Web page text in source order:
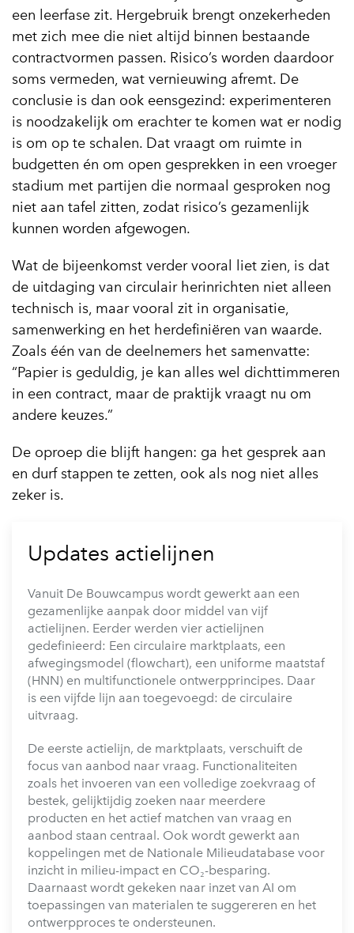
een leerfase zit. Hergebruik brengt onzekerheden
met zich mee die niet altijd binnen bestaande
contractvormen passen. Risico’s worden daardoor
soms vermeden, wat vernieuwing afremt. De
conclusie is dan ook eensgezind: experimenteren
is noodzakelijk om erachter te komen wat er nodig
is om op te schalen. Dat vraagt om ruimte in
budgetten én om open gesprekken in een vroeger
stadium met partijen die normaal gesproken nog
niet aan tafel zitten, zodat risico’s gezamenlijk
kunnen worden afgewogen.
Wat de bijeenkomst verder vooral liet zien, is dat
de uitdaging van circulair herinrichten niet alleen
technisch is, maar vooral zit in organisatie,
samenwerking en het herdefiniëren van waarde.
Zoals één van de deelnemers het samenvatte:
“Papier is geduldig, je kan alles wel dichttimmeren
in een contract, maar de praktijk vraagt nu om
andere keuzes.”
De oproep die blijft hangen: ga het gesprek aan
en durf stappen te zetten, ook als nog niet alles
zeker is.
Updates actielijnen
Vanuit De Bouwcampus wordt gewerkt aan een
gezamenlijke aanpak door middel van vijf
actielijnen. Eerder werden vier actielijnen
gedefinieerd: Een circulaire marktplaats, een
afwegingsmodel (flowchart), een uniforme maatstaf
(HNN) en multifunctionele ontwerpprincipes. Daar
is een vijfde lijn aan toegevoegd: de circulaire
uitvraag.
De eerste actielijn, de marktplaats, verschuift de
focus van aanbod naar vraag. Functionaliteiten
zoals het invoeren van een volledige zoekvraag of
bestek, gelijktijdig zoeken naar meerdere
producten en het actief matchen van vraag en
aanbod staan centraal. Ook wordt gewerkt aan
koppelingen met de Nationale Milieudatabase voor
inzicht in milieu-impact en CO₂-besparing.
Daarnaast wordt gekeken naar inzet van AI om
toepassingen van materialen te suggereren en het
ontwerpproces te ondersteunen.